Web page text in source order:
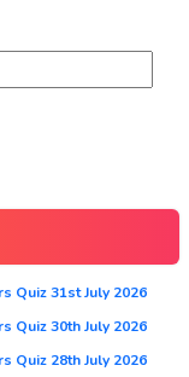
Quiz 31st July 2026
Quiz 30th July 2026
Quiz 28th July 2026